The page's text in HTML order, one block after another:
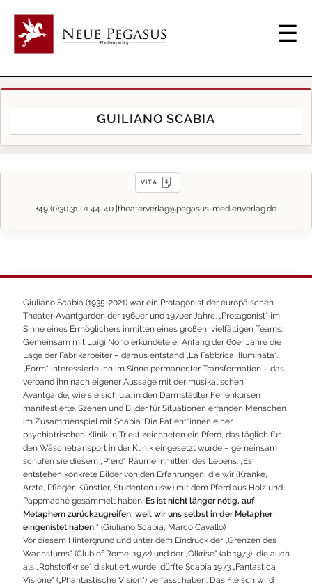
GUILIANO SCABIA
VITA
+49 (0)30 31 01 44-40 |theaterverlag@pegasus-medienverlag.de
Giuliano Scabia (1935-2021) war ein Protagonist der europäischen
Theater-Avantgarden der 1960er und 1970er Jahre. „Protagonist“ im
Sinne eines Ermöglichers inmitten eines großen, vielfältigen Teams:
Gemeinsam mit Luigi Nono erkundete er Anfang der 60er Jahre die
Lage der Fabrikarbeiter – daraus entstand „La Fabbrica Illuminata“.
„Form“ interessierte ihn im Sinne permanenter Transformation – das
verband ihn nach eigener Aussage mit der musikalischen
Avantgarde, wie sie sich u.a. in den Darmstädter Ferienkursen
manifestierte. Szenen und Bilder für Situationen erfanden Menschen
im Zusammenspiel mit Scabia. Die Patient*innen einer
psychiatrischen Klinik in Triest zeichneten ein Pferd, das täglich für
den Wäschetransport in der Klinik eingesetzt wurde – gemeinsam
schufen sie diesem „Pferd“ Räume inmitten des Lebens: „Es
entstehen konkrete Bilder von den Erfahrungen, die wir (Kranke,
Ärzte, Pfleger, Künstler, Studenten usw.) mit dem Pferd aus Holz und
Pappmaché gesammelt haben. Es ist nicht länger nötig, auf
Metaphern zurückzugreifen, weil wir uns selbst in der Metapher
eingenistet haben.“ (Giuliano Scabia, Marco Cavallo)
Vor diesem Hintergrund und unter dem Eindruck der „Grenzen des
Wachstums“ (Club of Rome, 1972) und der „Ölkrise“ (ab 1973), die auch
als „Rohstoffkrise“ diskutiert wurde, dürfte Scabia 1973 „Fantastica
Visione“ („Phantastische Vision“) verfasst haben: Das Fleisch wird